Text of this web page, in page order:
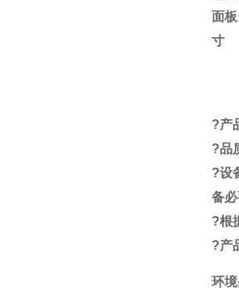
面
寸
?产
?品
?设
备
?根
?产
环